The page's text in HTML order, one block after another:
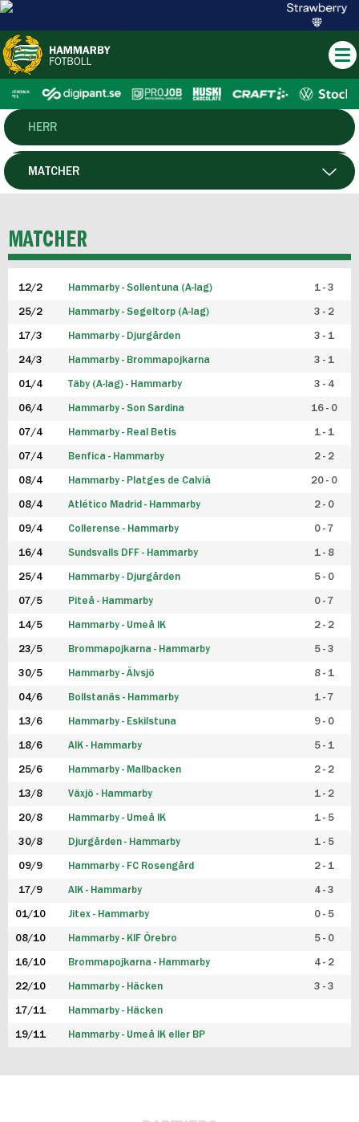
HERR
DAM
P19
F19
FUTSAL HERR
FUTSAL DAM
MATCHER
MATCHER
12/2 Hammarby - Sollentuna (A-lag) 1 - 3
25/2 Hammarby - Segeltorp (A-lag) 3 - 2
17/3 Hammarby - Djurgården 3 - 1
24/3 Hammarby - Brommapojkarna 3 - 1
01/4 Täby (A-lag) - Hammarby 3 - 4
06/4 Hammarby - Son Sardina 16 - 0
07/4 Hammarby - Real Betis 1 - 1
07/4 Benfica - Hammarby 2 - 2
08/4 Hammarby - Platges de Calvià 20 - 0
08/4 Atlético Madrid - Hammarby 2 - 0
09/4 Collerense - Hammarby 0 - 7
16/4 Sundsvalls DFF - Hammarby 1 - 8
25/4 Hammarby - Djurgården 5 - 0
07/5 Piteå - Hammarby 0 - 7
14/5 Hammarby - Umeå IK 2 - 2
23/5 Brommapojkarna - Hammarby 5 - 3
30/5 Hammarby - Älvsjö 8 - 1
04/6 Bollstanäs - Hammarby 1 - 7
13/6 Hammarby - Eskilstuna 9 - 0
18/6 AIK - Hammarby 5 - 1
25/6 Hammarby - Mallbacken 2 - 2
13/8 Växjö - Hammarby 1 - 2
20/8 Hammarby - Umeå IK 1 - 5
30/8 Djurgården - Hammarby 1 - 5
09/9 Hammarby - FC Rosengård 2 - 1
17/9 AIK - Hammarby 4 - 3
01/10 Jitex - Hammarby 0 - 5
08/10 Hammarby - KIF Örebro 5 - 0
16/10 Brommapojkarna - Hammarby 4 - 2
22/10 Hammarby - Häcken 3 - 3
17/11 Hammarby - Häcken
19/11 Hammarby - Umeå IK eller BP